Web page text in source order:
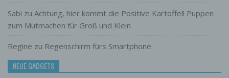
Sabi zu Achtung, hier kommt die Positive Kartoffel! Puppen
zum Mutmachen für Groß und Klein
Regine zu Regenschirm fürs Smartphone
NEUE GADGETS
Informationen gesondert aufbewahrt werden
und technischen und organisatorischen
Maßnahmen unterliegen, die gewährleisten,
einer identifizierten oder identifizierbaren
natürlichen Person zugewiesen werden.